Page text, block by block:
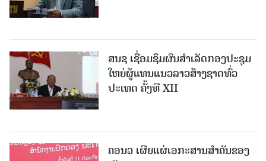
ສນຊ ເຊື່ອມຊຶມຜົນສໍາເລັດກອງປະຊຸມ
ໃຫຍ່ຜູ້ແທນແນວລາວສ້າງຊາດທົ່ວ
ປະເທດ ຄັ້ງທີ XII
ຄອນວ ເຜີຍແຜ່ເອກະສານສໍາຄັນຂອງ